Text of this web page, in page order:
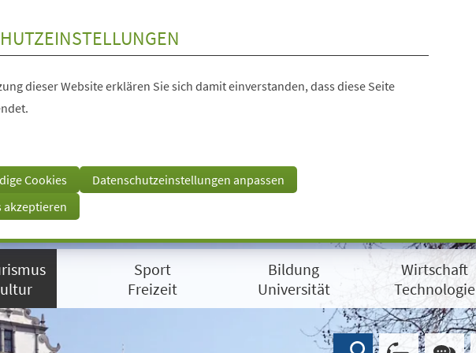
dieser Website erklären Sie sich damit einverstanden, dass diese Seite
Cookies
Datenschutzeinstellungen anpassen
akzeptieren
Sport
Freizeit
Bildung
Universität
Wirtschaft
Technologie